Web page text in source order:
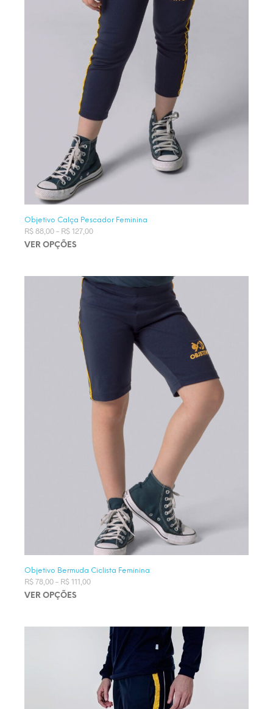
Objetivo Calça Pescador Feminina
R$88,00– R$127,00Faixa de preço: R$ 88,00 através R$ 127,00
VER OPÇÕES
Objetivo Bermuda Ciclista Feminina
R$78,00– R$111,00Faixa de preço: R$ 78,00 através R$ 111,00
VER OPÇÕES